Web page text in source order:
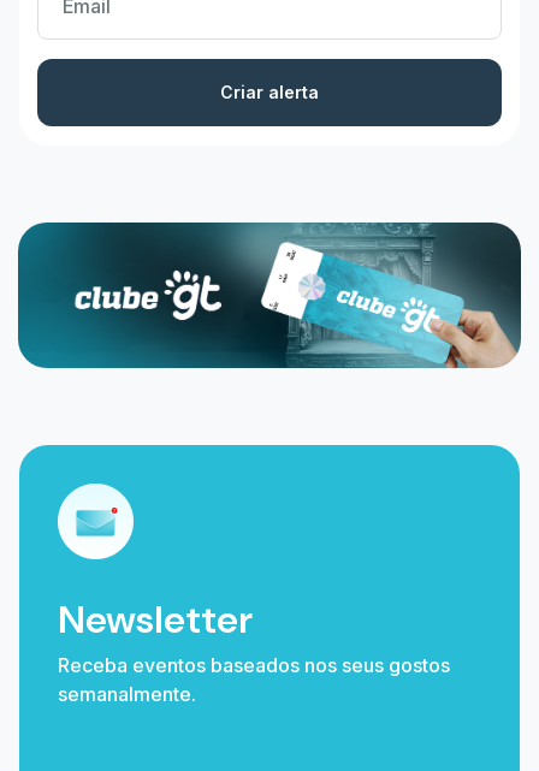
Criar alerta
Newsletter
Receba eventos baseados nos seus gostos
semanalmente.